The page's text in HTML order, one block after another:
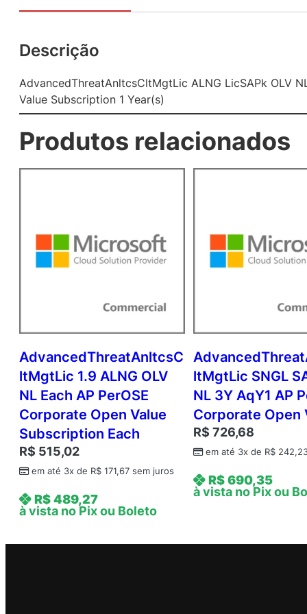
Descrição
AdvancedThreatAnltcsCltMgtLic ALNG LicSAPk OLV
Value Subscription 1 Year(s)
Produtos relacionados
AdvancedThreatAnltcsC
ltMgtLic 1.9 ALNG OLV
NL Each AP PerOSE
Corporate Open Value
Subscription Each
R$ 515,02
em até 3x de R$ 171,67 sem juros
R$489,27
à vista no Pix ou Boleto
ltMgtLic SNGL
NL 3Y AqY1 AP
Corporate Open
R$ 726,68
em até 3x de R$
R$690,35
à vista no Pix ou